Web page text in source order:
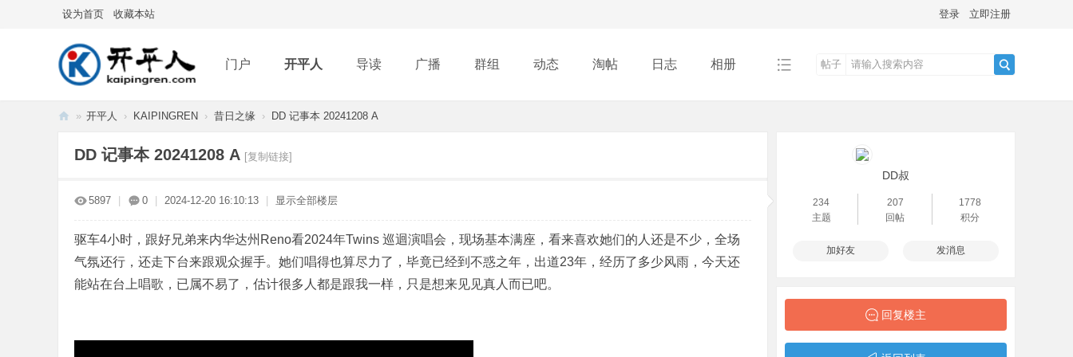
设为首页 收藏本站 登录 立即注册
门户 开平人 导读 广播 群组 动态 淘帖 日志 相册
分享 记录 排行榜
帖子
» 开平人 › KAIPINGREN › 昔日之缘 › DD 记事本 20241208 A
DD 记事本 20241208 A [复制链接]
5897 0 2024-12-20 16:10:13 显示全部楼层
驱车4小时，跟好兄弟来内华达州Reno看2024年Twins 巡迴演唱会，现场基本满座，看来喜欢她们的人还是不少，全场
气氛还行，还走下台来跟观众握手。她们唱得也算尽力了，毕竟已经到不惑之年，出道23年，经历了多少风雨，今天还
能站在台上唱歌，已属不易了，估计很多人都是跟我一样，只是想来见见真人而已吧。
DD叔
234
主题
207
回帖
1778
积分
加好友 发消息
回复楼主